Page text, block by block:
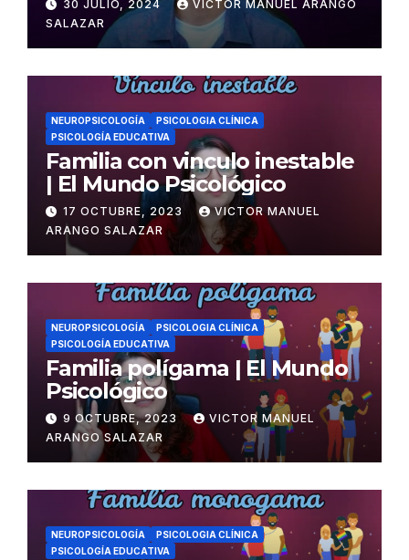
30 JULIO, 2024
VICTOR MANUEL ARANGO
SALAZAR
NEUROPSICOLOGÍA
PSICOLOGIA CLÍNICA
PSICOLOGÍA EDUCATIVA
Familia con vinculo inestable
| El Mundo Psicológico
17 OCTUBRE, 2023
VICTOR MANUEL
ARANGO SALAZAR
NEUROPSICOLOGÍA
PSICOLOGIA CLÍNICA
PSICOLOGÍA EDUCATIVA
Familia polígama | El Mundo
Psicológico
9 OCTUBRE, 2023
VICTOR MANUEL
ARANGO SALAZAR
NEUROPSICOLOGÍA
PSICOLOGIA CLÍNICA
PSICOLOGÍA EDUCATIVA